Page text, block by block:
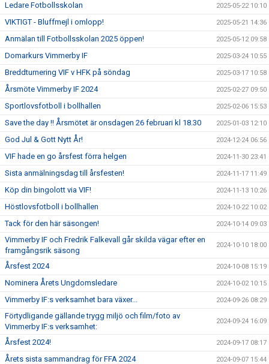
Ledare Fotbollsskolan 2025-05-22 10:10
VIKTIGT - Bluffmejl i omlopp! 2025-05-21 14:36
Anmälan till Fotbollsskolan 2025 öppen! 2025-05-12 09:58
Domarkurs Vimmerby IF 2025-03-24 10:55
Breddturnering VIF v HFK på söndag 2025-03-17 10:58
Årsmöte Vimmerby IF 2024 2025-02-27 09:50
Sportlovsfotboll i bollhallen 2025-02-06 15:53
Save the day !! Årsmötet är onsdagen 26 februari kl 18.30 2025-01-03 12:10
God Jul & Gott Nytt År! 2024-12-24 06:56
VIF hade en go årsfest förra helgen 2024-11-30 23:41
Sista anmälningsdag till årsfesten! 2024-11-17 11:49
Köp din bingolott via VIF! 2024-11-13 10:26
Höstlovsfotboll i bollhallen 2024-10-22 10:02
Tack för den här säsongen! 2024-10-14 09:03
Vimmerby IF och Fredrik Falkevall går skilda vägar efter en
framgångsrik säsong
2024-10-10 18:00
Årsfest 2024 2024-10-08 15:19
Nominera Årets Ungdomsledare 2024-10-02 10:15
Vimmerby IF:s verksamhet bara växer... 2024-09-26 08:29
Förtydligande gällande trygg miljö och film/foto av
Vimmerby IF:s verksamhet:
2024-09-24 16:09
Årsfest 2024! 2024-09-17 08:17
Årets sista sammandrag för FFA 2024 2024-09-07 15:44